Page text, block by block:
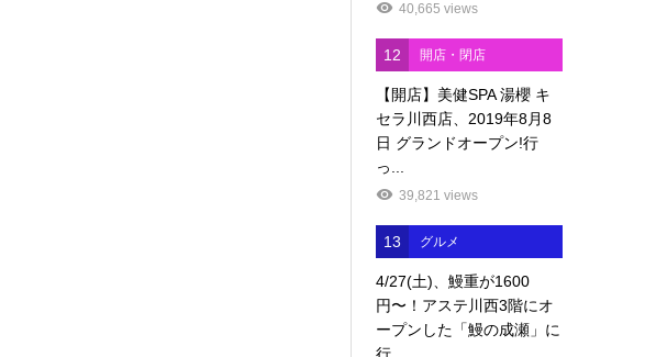
40,665 views
12 開店・閉店
【開店】美健SPA 湯櫻 キ
セラ川西店、2019年8月8
日 グランドオープン!行
っ...
39,821 views
13 グルメ
4/27(土)、鰻重が1600
円〜！アステ川西3階にオ
ープンした「鰻の成瀬」に